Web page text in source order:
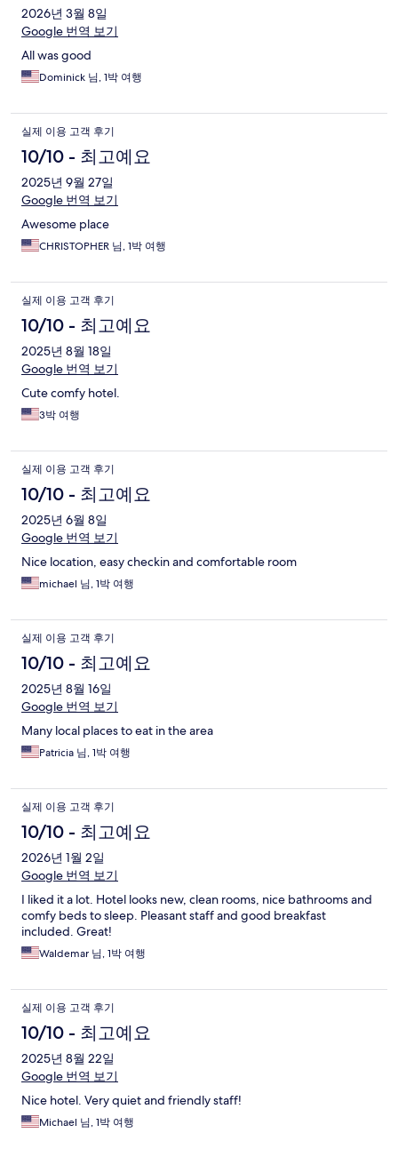
2026년 3월 8일
Google 번역 보기
All was good
Dominick 님, 1박 여행
실제 이용 고객 후기
10/10 - 최고예요
2025년 9월 27일
Google 번역 보기
Awesome place
CHRISTOPHER 님, 1박 여행
실제 이용 고객 후기
10/10 - 최고예요
2025년 8월 18일
Google 번역 보기
Cute comfy hotel.
3박 여행
실제 이용 고객 후기
10/10 - 최고예요
2025년 6월 8일
Google 번역 보기
Nice location, easy checkin and comfortable room
michael 님, 1박 여행
실제 이용 고객 후기
10/10 - 최고예요
2025년 8월 16일
Google 번역 보기
Many local places to eat in the area
Patricia 님, 1박 여행
실제 이용 고객 후기
10/10 - 최고예요
2026년 1월 2일
Google 번역 보기
I liked it a lot. Hotel looks new, clean rooms, nice bathrooms and
comfy beds to sleep. Pleasant staff and good breakfast
included. Great!
Waldemar 님, 1박 여행
실제 이용 고객 후기
10/10 - 최고예요
2025년 8월 22일
Google 번역 보기
Nice hotel. Very quiet and friendly staff!
Michael 님, 1박 여행